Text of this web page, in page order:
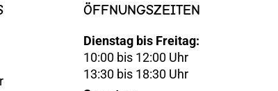
ÖFFNUNGSZEITEN
Dienstag bis Freitag:
10:00 bis 12:00 Uhr
13:30 bis 18:30 Uhr